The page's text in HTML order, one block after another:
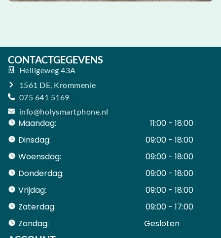
CONTACTGEGEVENS
Heiligeweg 43A
1561 DE, Krommenie
075 641 5169
info@holysmartphone.nl
Maandag:
11:00 - 18:00
Dinsdag:
09:00 - 18:00
Woensdag:
09:00 - 18:00
Donderdag:
09:00 - 18:00
Vrijdag:
09:00 - 18:00
Zaterdag:
09:00 - 17:00
Zondag:
Gesloten ​ ​ ​ ​ ​ ​ ​